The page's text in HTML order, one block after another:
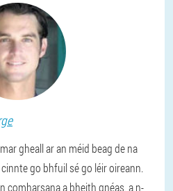
gheall ar an méid beag de na
go bhfuil sé go léir oireann.
comharsana a bheith gnéas, a n-